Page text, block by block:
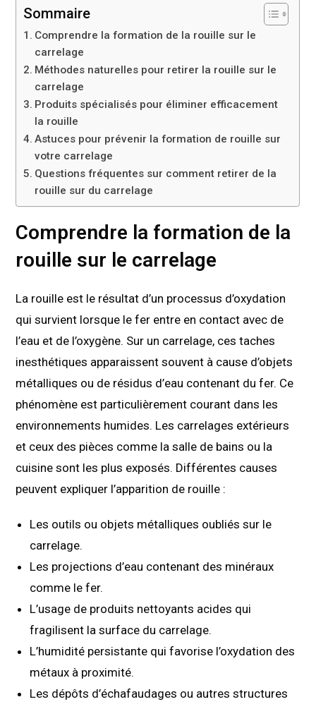
Sommaire
Comprendre la formation de la rouille sur le
carrelage
Méthodes naturelles pour retirer la rouille sur le
carrelage
Produits spécialisés pour éliminer efficacement
la rouille
Astuces pour prévenir la formation de rouille sur
votre carrelage
Questions fréquentes sur comment retirer de la
rouille sur du carrelage
Comprendre la formation de la
rouille sur le carrelage
La rouille est le résultat d’un processus d’oxydation
qui survient lorsque le fer entre en contact avec de
l’eau et de l’oxygène. Sur un carrelage, ces taches
inesthétiques apparaissent souvent à cause d’objets
métalliques ou de résidus d’eau contenant du fer. Ce
phénomène est particulièrement courant dans les
environnements humides. Les carrelages extérieurs
et ceux des pièces comme la salle de bains ou la
cuisine sont les plus exposés. Différentes causes
peuvent expliquer l’apparition de rouille :
Les outils ou objets métalliques oubliés sur le
carrelage.
Les projections d’eau contenant des minéraux
comme le fer.
L’usage de produits nettoyants acides qui
fragilisent la surface du carrelage.
L’humidité persistante qui favorise l’oxydation des
métaux à proximité.
Les dépôts d’échafaudages ou autres structures